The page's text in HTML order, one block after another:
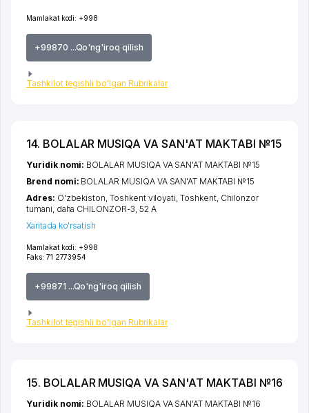
Mamlakat kodi: +998
+99870 ...Qo'ng'iroq qilish
Tashkilot tegishli bo'lgan Rubrikalar
14. BOLALAR MUSIQA VA SAN'AT MAKTABI №15
Mamlakat kodi: +998
Faks: 71 2773954
+99871 ...Qo'ng'iroq qilish
Tashkilot tegishli bo'lgan Rubrikalar
Yuridik nomi: BOLALAR MUSIQA VA SAN'AT MAKTABI №15
Brend nomi: BOLALAR MUSIQA VA SAN'AT MAKTABI №15
Adres: O'zbekiston,Toshkent viloyati ,Toshkent, Chilonzor
tumani daha CHILONZOR-3 , 52 А
Xaritada ko'rsatish
15. BOLALAR MUSIQA VA SAN'AT MAKTABI №16
Yuridik nomi: BOLALAR MUSIQA VA SAN'AT MAKTABI №16